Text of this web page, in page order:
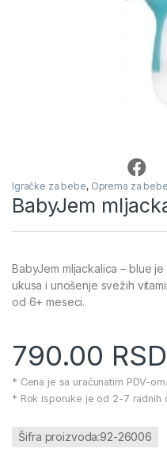
Igračke za bebe, Oprema za
BabyJem
BabyJem mljackalica – blue
ukusa i unošenje svežih
od 6+ meseci.
790.00 RSD
* Cena je sa uračunatim PDV-om.
* Rok isporuke je od 2-7 radnih
Šifra proizvoda:92-26006